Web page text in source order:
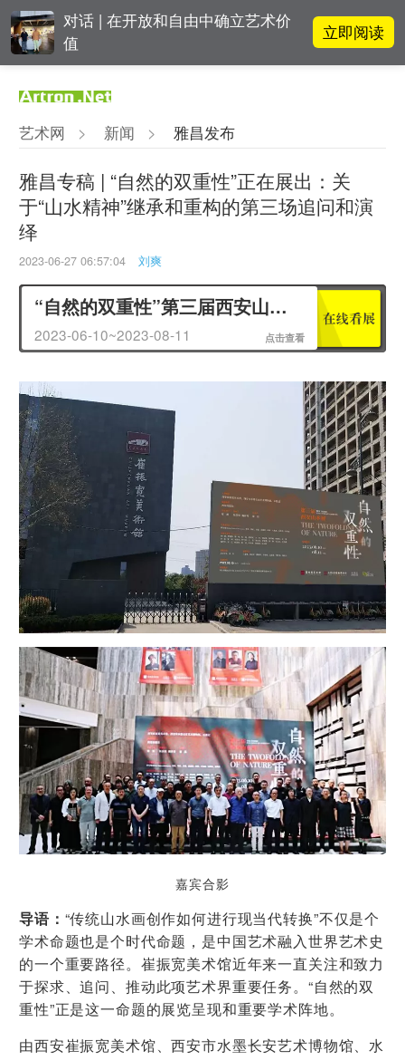
对话 | 在开放和自由中确立艺术价
值
立即阅读
为策展式艺术商业综合体？
张瀚文：以物质媒介具象化精神世
界
吕晓：北京画院两个中心十年 跨学
艺术网 > 新闻 > 雅昌发布
雅昌专稿 | “自然的双重性”正在展出：关
于“山水精神”继承和重构的第三场追问和演
绎
2023-06-27 06:57:04 刘爽
“自然的双重性”第三届西安山水展
2023-06-10~2023-08-11 点击查看
嘉宾合影
导语： “传统山水画创作如何进行现当代转换”不仅是个
学术命题也是个时代命题，是中国艺术融入世界艺术史
的一个重要路径。崔振宽美术馆近年来一直关注和致力
于探求、追问、推动此项艺术界重要任务。 “自然的双
重性”正是这一命题的展览呈现和重要学术阵地。
由西安崔振宽美术馆、西安市水墨长安艺术博物馆、水